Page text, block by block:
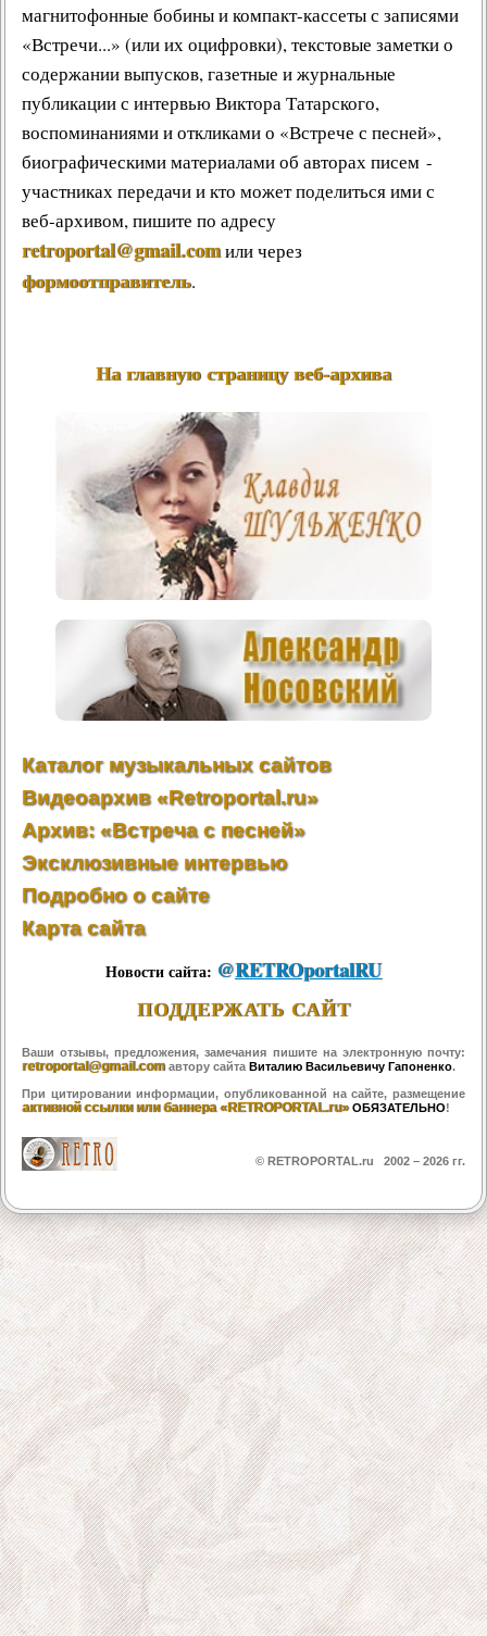
магнитофонные бобины и компакт-кассеты с записями
«Встречи...» (или их оцифровки), текстовые заметки о
содержании выпусков, газетные и журнальные
публикации с интервью Виктора Татарского,
воспоминаниями и откликами о «Встрече с песней»,
биографическими материалами об авторах писем -
участниках передачи и кто может поделиться ими с
веб-архивом, пишите по адресу
retroportal@gmail.comили через
формоотправитель.
На главную страницу веб-архива
Каталог музыкальных сайтов
Видеоархив «Retroportal.ru»
Архив: «Встреча с песней»
Эксклюзивные интервью
Подробно о сайте
Карта сайта
Новости сайта: @RETROportalRU
ПОДДЕРЖАТЬ САЙТ
Ваши отзывы, предложения, замечания пишите на электронную почту:
retroportal@gmail.com автору сайта Виталию Васильевичу Гапоненко.
При цитировании информации, опубликованной на сайте, размещение
активной ссылки или баннера «RETROPORTAL.ru» ОБЯЗАТЕЛЬНО!
© RETROPORTAL.ru 2002 – 2026 гг.